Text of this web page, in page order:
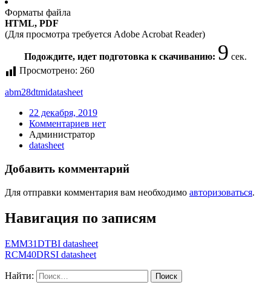
Форматы файла
HTML, PDF
(Для просмотра требуется Adobe Acrobat Reader)
Подождите, идет подготовка к скачиванию: 9 сек.
Просмотрено: 260
abm28dtmidatasheet
22 декабря, 2019
Комментариев нет
Администратор
datasheet
Добавить комментарий
Для отправки комментария вам необходимо авторизоваться.
Навигация по записям
EMM31DTBI datasheet
RCM40DRSI datasheet
Найти: